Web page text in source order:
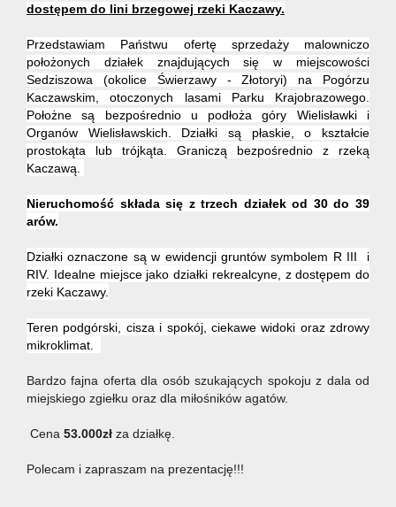
klienta
Cennik
usług
Zgłoś
chęć
zakupu
dostępem do lini brzegowej rzeki Kaczawy.
Przedstawiam Państwu ofertę sprzedaży malowniczo
położonych działek znajdujących się w miejscowości
Sedziszowa (okolice Świerzawy - Złotoryi) na Pogórzu
Kaczawskim, otoczonych lasami Parku Krajobrazowego.
Położne są bezpośrednio u podłoża góry Wielisławki i
Organów Wielisławskich. Działki są płaskie, o kształcie
prostokąta lub trójkąta. Graniczą bezpośrednio z rzeką
Kaczawą.
Nieruchomość składa się z trzech działek od 30 do 39
arów.
Działki oznaczone są w ewidencji gruntów symbolem R III i
RIV. Idealne miejsce jako działki rekrealcyne, z dostępem do
rzeki Kaczawy.
Teren podgórski, cisza i spokój, ciekawe widoki oraz zdrowy
mikroklimat.
Bardzo fajna oferta dla osób szukających spokoju z dala od
miejskiego zgiełku oraz dla miłośników agatów.
Cena 53.000zł za działkę.
Polecam i zapraszam na prezentację!!!